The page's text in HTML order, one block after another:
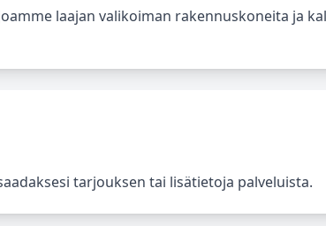
laajan valikoiman rakennuskoneita ja
tarjouksen tai lisätietoja palveluista.